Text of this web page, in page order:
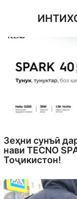
Зеҳни сунъӣ
нави TECNO
Тоҷикистон!